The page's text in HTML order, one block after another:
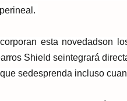
esta novedadson
Shield seintegrará
sedesprenda incluso